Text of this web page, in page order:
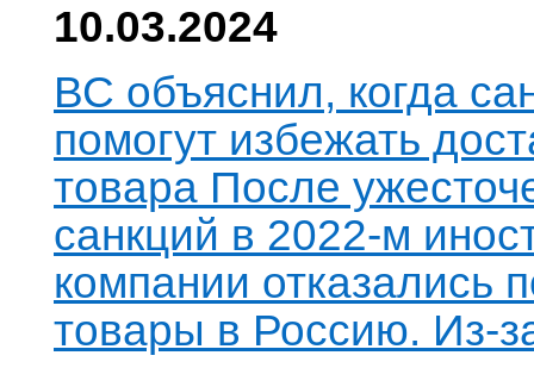
10.03.2024
ВС объяснил, когда
помогут избежать
товара После
санкций в 2022-м
компании отказались
товары в Россию. Из-